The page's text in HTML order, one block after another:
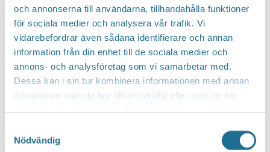
och annonserna till användarna, tillhandahålla funktioner
för sociala medier och analysera vår trafik. Vi
vidarebefordrar även sådana identifierare och annan
information från din enhet till de sociala medier och
annons- och analysföretag som vi samarbetar med.
Dessa kan i sin tur kombinera informationen med annan
information som du har tillhandahållit eller som de har
Nödvändig